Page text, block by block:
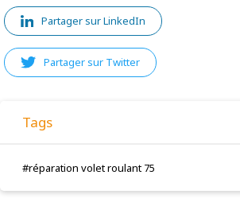
Partager sur LinkedIn
Partager sur Twitter
Tags
#réparation volet roulant 75